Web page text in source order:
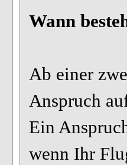
Wann
Ab einer
Anspruch
Ein
wenn Ihr